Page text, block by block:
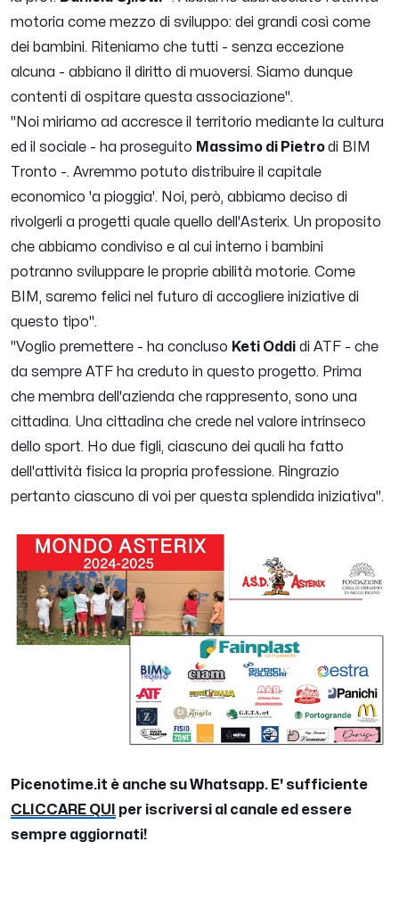
motoria come mezzo di sviluppo: dei grandi così come
dei bambini. Riteniamo che tutti - senza eccezione
alcuna - abbiano il diritto di muoversi. Siamo dunque
contenti di ospitare questa associazione".
"Noi miriamo ad accresce il territorio mediante la cultura
ed il sociale - ha proseguito Massimo di Pietrodi BIM
Tronto -. Avremmo potuto distribuire il capitale
economico 'a pioggia'. Noi, però, abbiamo deciso di
rivolgerli a progetti quale quello dell'Asterix. Un proposito
che abbiamo condiviso e al cui interno i bambini
potranno sviluppare le proprie abilità motorie. Come
BIM, saremo felici nel futuro di accogliere iniziative di
questo tipo".
"Voglio premettere - ha concluso Keti Oddi di ATF - che
da sempre ATF ha creduto in questo progetto. Prima
che membra dell'azienda che rappresento, sono una
cittadina. Una cittadina che crede nel valore intrinseco
dello sport. Ho due figli, ciascuno dei quali ha fatto
dell'attività fisica la propria professione. Ringrazio
pertanto ciascuno di voi per questa splendida iniziativa".
Picenotime.it è anche su Whatsapp. E' sufficiente
CLICCARE QUI
per iscriversi al canale ed essere
sempre aggiornati!